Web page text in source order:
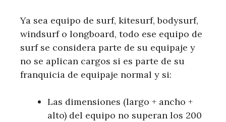
Ya sea equipo de surf, kitesurf, bodysurf,
windsurf o longboard, todo ese equipo de
surf se considera parte de su equipaje y
no se aplican cargos si es parte de su
franquicia de equipaje normal y si:
Las dimensiones (largo + ancho +
alto) del equipo no superan los 200